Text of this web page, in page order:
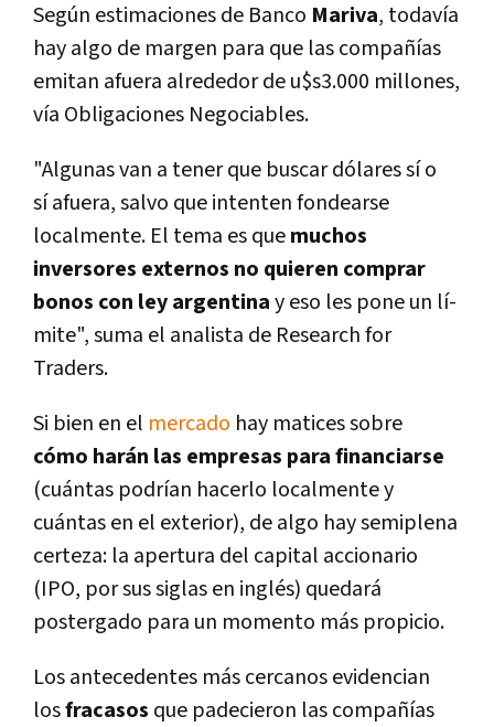
Según estimaciones de Banco Mariva, todaví­a
hay algo de margen para que las compañí­as
emitan afuera alrededor de u$s3.000 millones,
ví­a Obligaciones Negociables.
"Algunas van a tener que buscar dólares sí­ o
sí­ afuera, salvo que intenten fondearse
localmente. El tema es quemuchos
inversores externos no quieren comprar
bonos con ley argentinay eso les pone un lí­
mite", suma el analista de Research for
Traders.
Si bien en el mercado hay matices sobre
cómo harán las empresas para financiarse
(cuántas podrí­an hacerlo localmente y
cuántas en el exterior), de algo hay semiplena
certeza: la apertura del capital accionario
(IPO, por sus siglas en inglés) quedará
postergado para un momento más propicio.
Los antecedentes más cercanos evidencian
losfracasos que padecieron las compañí­as